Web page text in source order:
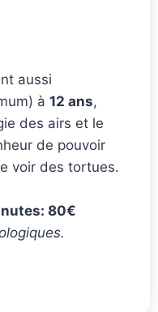
aussi
à 12 ans,
des airs et le
de pouvoir
voir des tortues.
80€